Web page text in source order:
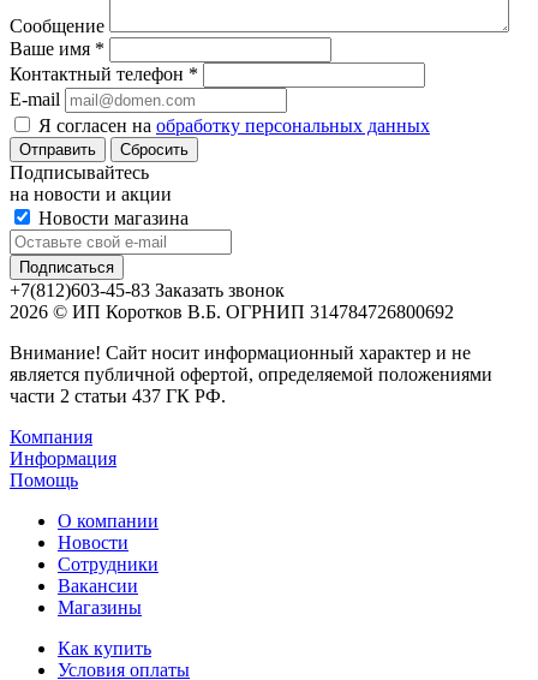
Сообщение
Ваше имя *
Контактный телефон *
E-mail
Я согласен на обработку персональных данных
Сбросить
Подписывайтесь
на новости и акции
Новости магазина
+7(812)603-45-83 Заказать звонок
2026 © ИП Коротков В.Б. ОГРНИП 314784726800692
Внимание! Сайт носит информационный характер и не
является публичной офертой, определяемой положениями
части 2 статьи 437 ГК РФ.
Компания
Информация
Помощь
О компании
Новости
Сотрудники
Вакансии
Магазины
Как купить
Условия оплаты